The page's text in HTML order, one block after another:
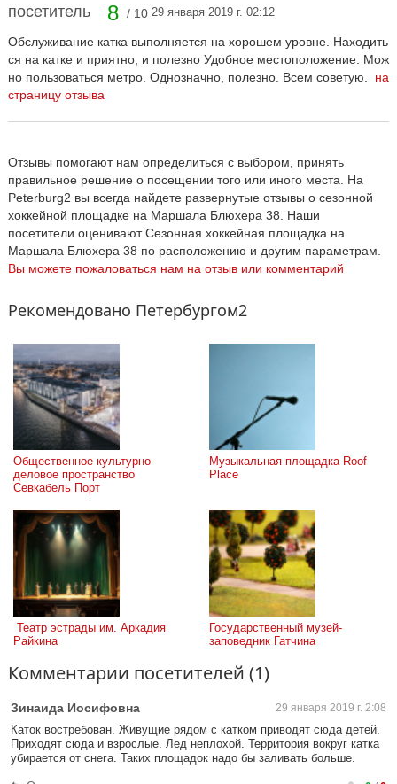
посетитель 8 / 10 29 января 2019 г. 02:12
Обслуживание катка выполняется на хорошем уровне. Находить
ся на катке и приятно, и полезно Удобное местоположение. Мож
но пользоваться метро. Однозначно, полезно. Всем советую. на
страницу отзыва
Отзывы помогают нам определиться с выбором, принять
правильное решение о посещении того или иного места. На
Peterburg2 вы всегда найдете развернутые отзывы о сезонной
хоккейной площадке на Маршала Блюхера 38. Наши
посетители оценивают Сезонная хоккейная площадка на
Маршала Блюхера 38 по расположению и другим параметрам.
Вы можете пожаловаться нам на отзыв или комментарий
Рекомендовано Петербургом2
Общественное культурно-
деловое пространство
Севкабель Порт
Музыкальная площадка Roof
Place
Райкина
Государственный музей-
заповедник Гатчина
Комментарии посетителей (1)
Зинаида Иосифовна 29 января 2019 г. 2:08
Каток востребован. Живущие рядом с катком приводят сюда детей.
Приходят сюда и взрослые. Лед неплохой. Территория вокруг катка
убирается от снега. Таких площадок надо бы заливать больше.